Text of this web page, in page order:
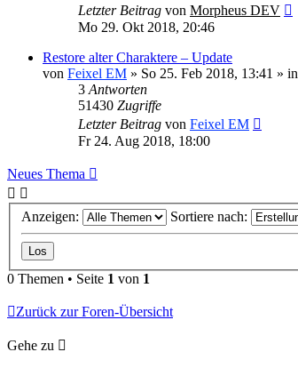
Letzter Beitrag von Morpheus DEV
Mo 29. Okt 2018, 20:46
Restore alter Charaktere – Update
von Feixel EM » So 25. Feb 2018, 13:41 » in
3 Antworten
51430 Zugriffe
Letzter Beitrag von Feixel EM
Fr 24. Aug 2018, 18:00
Neues Thema
Anzeigen: Sortiere nach:
0 Themen • Seite 1 von 1
Zurück zur Foren-Übersicht
Gehe zu